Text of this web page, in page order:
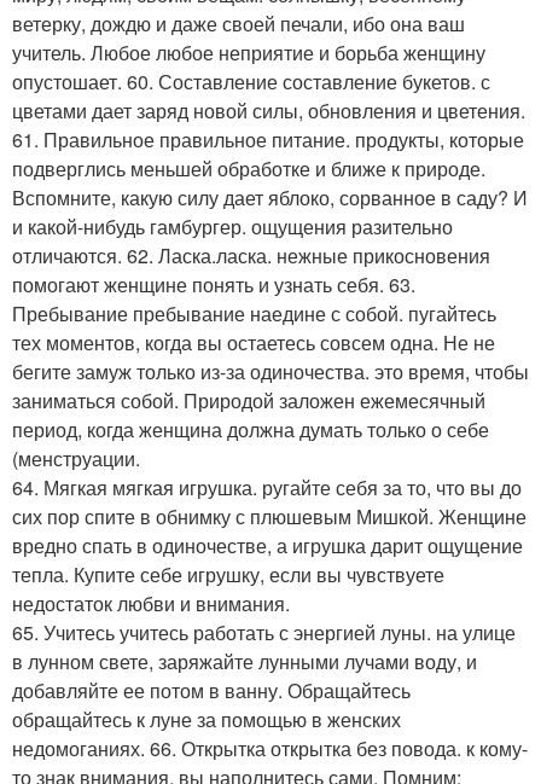
ветерку, дождю и даже своей печали, ибо она ваш
учитель. Любое любое неприятие и борьба женщину
опустошает. 60. Составление составление букетов. с
цветами дает заряд новой силы, обновления и цветения.
61. Правильное правильное питание. продукты, которые
подверглись меньшей обработке и ближе к природе.
Вспомните, какую силу дает яблоко, сорванное в саду? И
и какой-нибудь гамбургер. ощущения разительно
отличаются. 62. Ласка.ласка. нежные прикосновения
помогают женщине понять и узнать себя. 63.
Пребывание пребывание наедине с собой. пугайтесь
тех моментов, когда вы остаетесь совсем одна. Не не
бегите замуж только из-за одиночества. это время, чтобы
заниматься собой. Природой заложен ежемесячный
период, когда женщина должна думать только о себе
(менструации.
64. Мягкая мягкая игрушка. ругайте себя за то, что вы до
сих пор спите в обнимку с плюшевым Мишкой. Женщине
вредно спать в одиночестве, а игрушка дарит ощущение
тепла. Купите себе игрушку, если вы чувствуете
недостаток любви и внимания.
65. Учитесь учитесь работать с энергией луны. на улице
в лунном свете, заряжайте лунными лучами воду, и
добавляйте ее потом в ванну. Обращайтесь
обращайтесь к луне за помощью в женских
недомоганиях. 66. Открытка открытка без повода. к кому-
то знак внимания, вы наполнитесь сами. Помним: